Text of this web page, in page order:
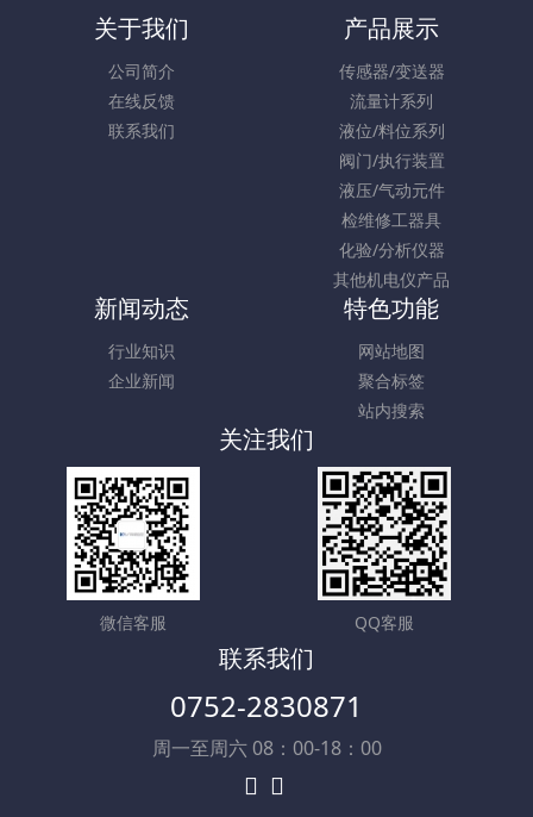
关于我们
公司简介
在线反馈
联系我们
产品展示
传感器/变送器
流量计系列
液位/料位系列
阀门/执行装置
液压/气动元件
检维修工器具
化验/分析仪器
其他机电仪产品
新闻动态
行业知识
企业新闻
特色功能
网站地图
聚合标签
站内搜索
关注我们
微信客服 QQ客服
联系我们
0752-2830871
周一至周六 08：00-18：00